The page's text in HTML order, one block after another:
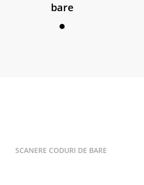
bare
SCANERE CODURI DE BARE